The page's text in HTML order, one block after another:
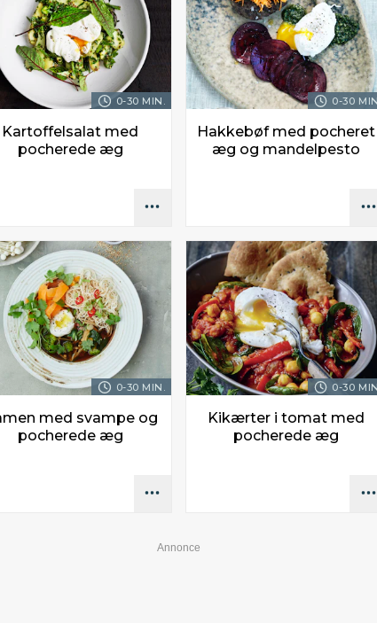
0-30 MIN.
Kartoffelsalat med
pocherede æg
0-30
Hakkebøf med pocheret
æg og mandelpesto
0-30 MIN.
med svampe og
pocherede æg
0-30
Kikærter i tomat med
pocherede æg